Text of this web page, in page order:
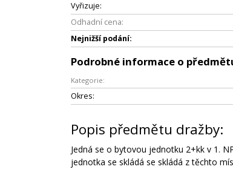
Vyřizuje:
Odhadní cena:
Nejnižší podání:
Podrobné informace o
Kategorie:
Okres:
Popis předmětu dražby:
Jedná se o bytovou jednotku 2+kk v 1.
jednotka se skládá se skládá z těchto